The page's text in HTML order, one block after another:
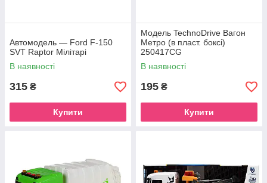
Автомодель — Ford F-150
SVT Raptor Мілітарі
В наявності
315 ₴
Купити
Модель TechnoDrive Вагон
Метро (в пласт. боксі)
250417CG
В наявності
195 ₴
Купити